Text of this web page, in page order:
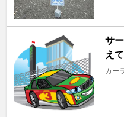
サ
え
カー